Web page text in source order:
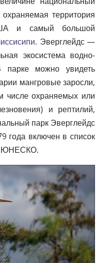
территория
и самый большой
. Эверглейдс —
экосистема водно-
можно увидеть
мангровые заросли,
числе охраняемых или
и рептилий,
парк Эверглейдс
года включен в список
ЮНЕСКО.